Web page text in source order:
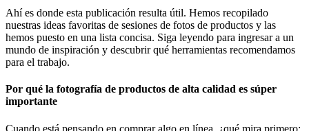
Ahí es donde esta publicación resulta útil. Hemos recopilado
nuestras ideas favoritas de sesiones de fotos de productos y las
hemos puesto en una lista concisa. Siga leyendo para ingresar a un
mundo de inspiración y descubrir qué herramientas recomendamos
para el trabajo.
Por qué la fotografía de productos de alta calidad es súper
importante
Cuando está pensando en comprar algo en línea, ¿qué mira primero: